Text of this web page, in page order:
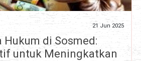
21 Jun 2025
Hukum di Sosmed:
untuk Meningkatkan